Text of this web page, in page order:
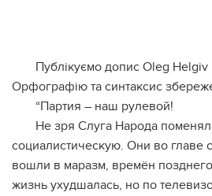
Публікуємо допис Oleg Helgiv
Орфографію та синтаксис
“Партия – наш рулевой!
Не зря Слуга Народа
социалистическую. Они во главе
вошли в маразм, времён
жизнь ухудшалась, но по